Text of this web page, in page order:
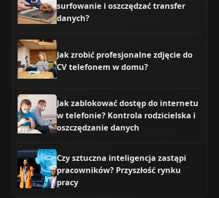
surfowanie i oszczędzać transfer
danych?
Jak zrobić profesjonalne zdjęcie do
CV telefonem w domu?
Jak zablokować dostęp do internetu
w telefonie? Kontrola rodzicielska i
oszczędzanie danych
Czy sztuczna inteligencja zastąpi
pracowników? Przyszłość rynku
pracy